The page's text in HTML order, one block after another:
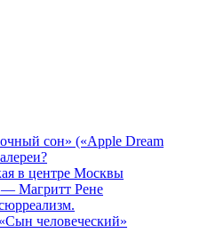
сон» («Apple Dream
в центре Москвы
— Магритт Рене
человеческий»